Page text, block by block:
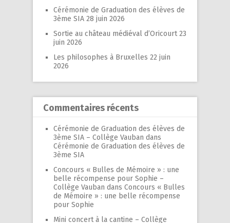
Cérémonie de Graduation des élèves de
3ème SIA 28 juin 2026
Sortie au château médiéval d’Oricourt 23
juin 2026
Les philosophes à Bruxelles 22 juin
2026
Commentaires récents
Cérémonie de Graduation des élèves de
3ème SIA – Collège Vauban dans
Cérémonie de Graduation des élèves de
3ème SIA
Concours « Bulles de Mémoire » : une
belle récompense pour Sophie –
Collège Vauban dans Concours « Bulles
de Mémoire » : une belle récompense
pour Sophie
Mini concert à la cantine – Collège